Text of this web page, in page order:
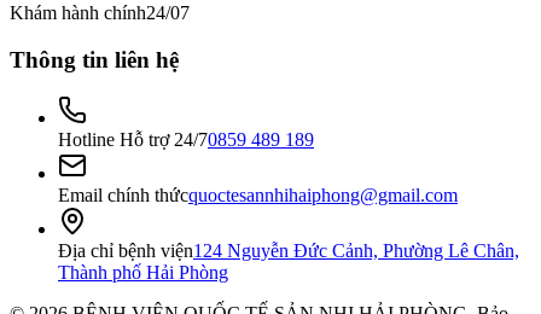
Khám hành chính24/07
Thông tin liên hệ
Hotline Hỗ trợ 24/70859 489 189
Email chính thứcquoctesannhihaiphong@gmail.com
Địa chỉ bệnh viện124 Nguyễn Đức Cảnh, Phường Lê Chân,
Thành phố Hải Phòng